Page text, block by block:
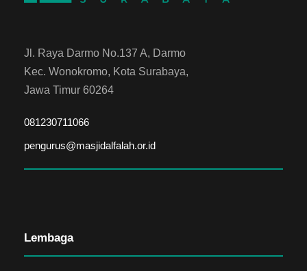
Jl. Raya Darmo No.137 A, Darmo
Kec. Wonokromo, Kota Surabaya,
Jawa Timur 60264
081230711066
pengurus@masjidalfalah.or.id
Lembaga